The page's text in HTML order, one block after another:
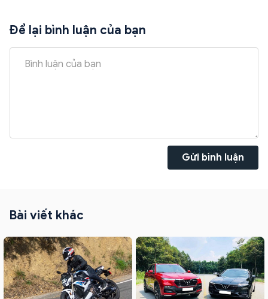
Để lại bình luận của bạn
Gửi bình luận
Bài viết khác